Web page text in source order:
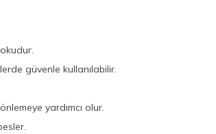
güvenle kullanılabilir.
yardımcı olur.